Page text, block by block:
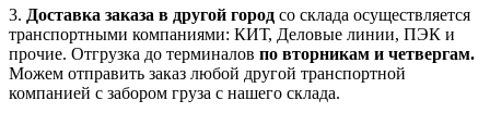
3. Доставка заказа в другой город со склада осуществляется
транспортными компаниями: КИТ, Деловые линии, ПЭК и
прочие. Отгрузка до терминалов по вторникам и четвергам.
Можем отправить заказ любой другой транспортной
компанией с забором груза с нашего склада.